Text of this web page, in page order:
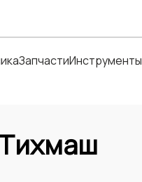
ЗапчастиИнструменты